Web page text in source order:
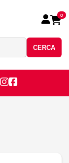
CERCA
0